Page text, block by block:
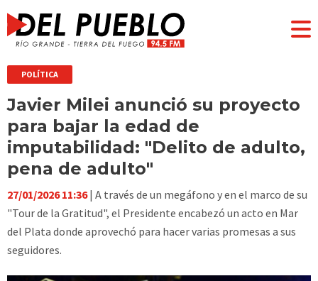
POLÍTICA
Javier Milei anunció su proyecto
para bajar la edad de
imputabilidad: "Delito de adulto,
pena de adulto"
27/01/2026 11:36| A través de un megáfono y en el marco de su
"Tour de la Gratitud", el Presidente encabezó un acto en Mar
del Plata donde aprovechó para hacer varias promesas a sus
seguidores.